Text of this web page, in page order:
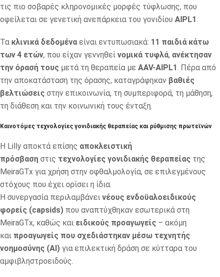
τις πιο σοβαρές κληρονομικές μορφές τύφλωσης, που
οφείλεται σε γενετική ανεπάρκεια του γονιδίου AIPL1
Τα κλινικά δεδομένα είναι εντυπωσιακά: 11 παιδιά κάτω
των 4 ετών, που είχαν γεννηθεί νομικά τυφλά, ανέκτησαν
την όρασή τους μετά τη θεραπεία με AAV-AIPL1 . Πέρα από
την αποκατάσταση της όρασης, καταγράφηκαν βαθιές
βελτιώσεις στην επικοινωνία, τη συμπεριφορά, τη μάθηση,
τη διάθεση και την κοινωνική τους ένταξη.
Καινοτόμες τεχνολογίες γονιδιακής θεραπείας και ρύθμισης πρωτεϊνών
Η Lilly αποκτά επίσης αποκλειστική
πρόσβαση στις τεχνολογίες γονιδιακής θεραπείας της
MeiraGTx για χρήση στην οφθαλμολογία, σε επιλεγμένους
στόχους που έχει ορίσει η ίδια.
Η συνεργασία περιλαμβάνει νέους ενδοϋαλοειδικούς
φορείς (capsids) που αναπτύχθηκαν εσωτερικά στη
MeiraGTx, καθώς και ειδικούς προαγωγείς – ακόμη
και προαγωγείς που σχεδιάστηκαν μέσω τεχνητής
νοημοσύνης (AI) για επιλεκτική δράση σε κύτταρα του
αμφιβληστροειδούς.